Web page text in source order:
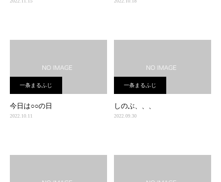
一条まるふじ
今日は○○の日
2022.10.11
一条まるふじ
しのぶ、、、
2022.09.30